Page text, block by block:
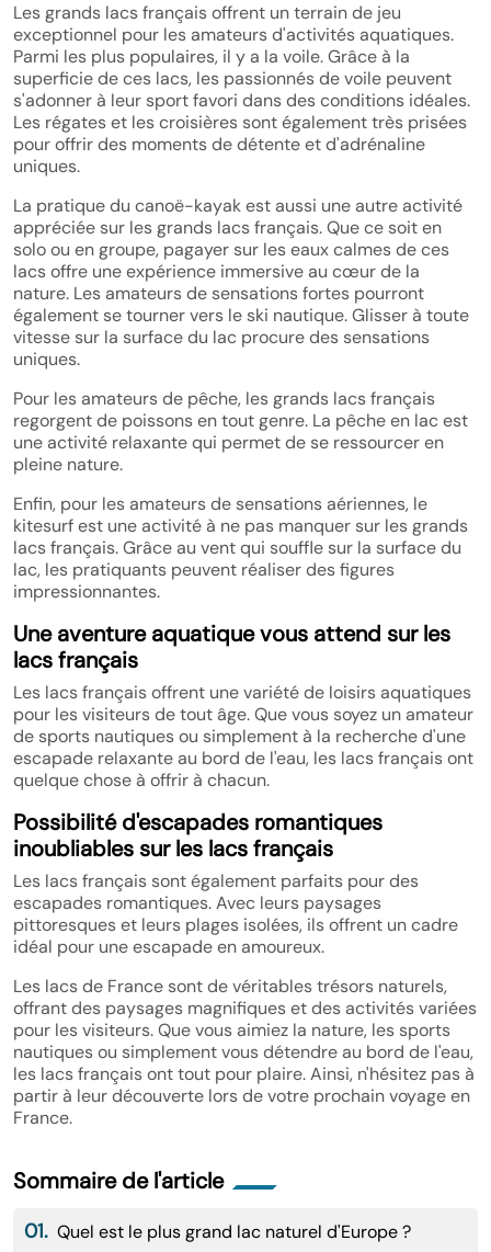
Les grands lacs français offrent un terrain de jeu
exceptionnel pour les amateurs d'activités aquatiques.
Parmi les plus populaires, il y a la voile. Grâce à la
superficie de ces lacs, les passionnés de voile peuvent
s'adonner à leur sport favori dans des conditions idéales.
Les régates et les croisières sont également très prisées
pour offrir des moments de détente et d'adrénaline
uniques.
La pratique du canoë-kayak est aussi une autre activité
appréciée sur les grands lacs français. Que ce soit en
solo ou en groupe, pagayer sur les eaux calmes de ces
lacs offre une expérience immersive au cœur de la
nature. Les amateurs de sensations fortes pourront
également se tourner vers le ski nautique. Glisser à toute
vitesse sur la surface du lac procure des sensations
uniques.
Pour les amateurs de pêche, les grands lacs français
regorgent de poissons en tout genre. La pêche en lac est
une activité relaxante qui permet de se ressourcer en
pleine nature.
Enfin, pour les amateurs de sensations aériennes, le
kitesurf est une activité à ne pas manquer sur les grands
lacs français. Grâce au vent qui souffle sur la surface du
lac, les pratiquants peuvent réaliser des figures
impressionnantes.
Une aventure aquatique vous attend sur les
lacs français
Les lacs français offrent une variété de loisirs aquatiques
pour les visiteurs de tout âge. Que vous soyez un amateur
de sports nautiques ou simplement à la recherche d'une
escapade relaxante au bord de l'eau, les lacs français ont
quelque chose à offrir à chacun.
Possibilité d'escapades romantiques
inoubliables sur les lacs français
Les lacs français sont également parfaits pour des
escapades romantiques. Avec leurs paysages
pittoresques et leurs plages isolées, ils offrent un cadre
idéal pour une escapade en amoureux.
Les lacs de France sont de véritables trésors naturels,
offrant des paysages magnifiques et des activités variées
pour les visiteurs. Que vous aimiez la nature, les sports
nautiques ou simplement vous détendre au bord de l'eau,
les lacs français ont tout pour plaire. Ainsi, n'hésitez pas à
partir à leur découverte lors de votre prochain voyage en
France.
Sommaire de l'article
01. Quel est le plus grand lac naturel d'Europe ?